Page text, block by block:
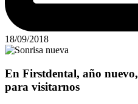
18/09/2018
En Firstdental, año
para visitarnos